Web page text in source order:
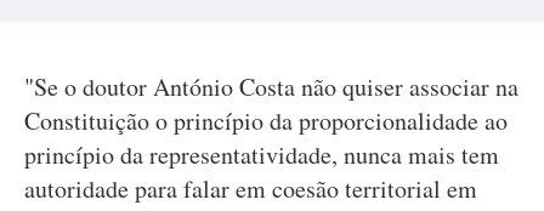
"Se o doutor António Costa não quiser associar na
Constituição o princípio da proporcionalidade ao
princípio da representatividade, nunca mais tem
autoridade para falar em coesão territorial em